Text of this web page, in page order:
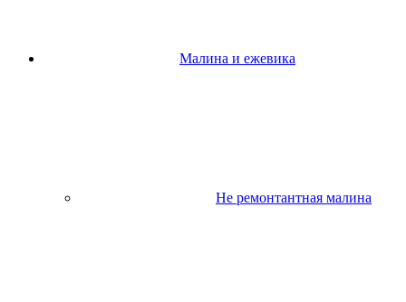
Малина и ежевика
Не ремонтантная малина